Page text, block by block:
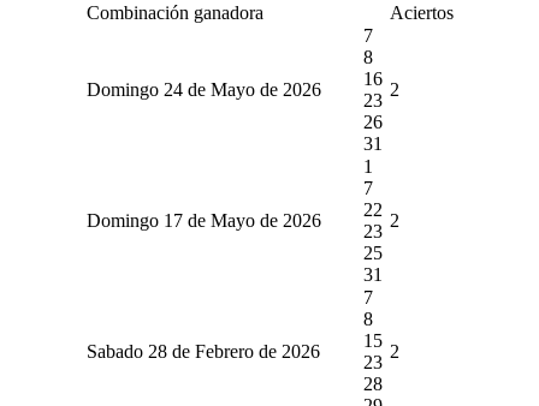
Combinación ganadora Aciertos
Domingo 24 de Mayo de 2026
7
8
16
23
26
31
2
Domingo 17 de Mayo de 2026
1
7
22
23
25
31
2
Sabado 28 de Febrero de 2026
7
8
15
23
28
2